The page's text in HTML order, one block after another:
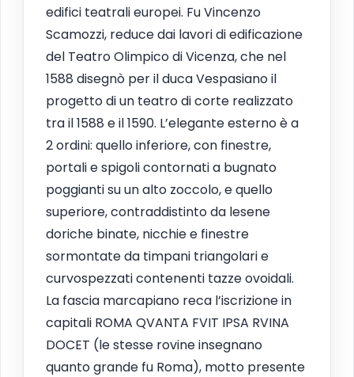
edifici teatrali europei. Fu Vincenzo
Scamozzi, reduce dai lavori di edificazione
del Teatro Olimpico di Vicenza, che nel
1588 disegnò per il duca Vespasiano il
progetto di un teatro di corte realizzato
tra il 1588 e il 1590. L’elegante esterno è a
2 ordini: quello inferiore, con finestre,
portali e spigoli contornati a bugnato
poggianti su un alto zoccolo, e quello
superiore, contraddistinto da lesene
doriche binate, nicchie e finestre
sormontate da timpani triangolari e
curvospezzati contenenti tazze ovoidali.
La fascia marcapiano reca l’iscrizione in
capitali ROMA QVANTA FVIT IPSA RVINA
DOCET (le stesse rovine insegnano
quanto grande fu Roma), motto presente